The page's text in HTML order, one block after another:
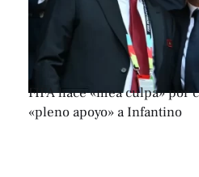
FIFA hace «mea culpa»
«pleno apoyo» a Infantino